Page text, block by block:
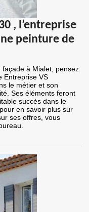
, l’entreprise
peinture de
à Mialet, pensez
Entreprise VS
le métier et son
Ses éléments feront
succès dans le
en savoir plus sur
ses offres, vous